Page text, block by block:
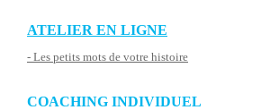
ATELIER EN LIGNE
- Les petits mots de votre histoire
COACHING INDIVIDUEL